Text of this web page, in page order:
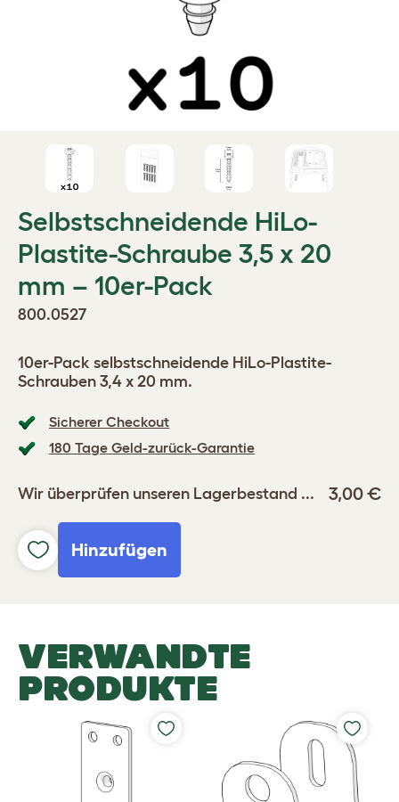
Selbstschneidende HiLo-
Plastite-Schraube 3,5 x 20
mm – 10er-Pack
800.0527
Sicherer Checkout
180 Tage Geld-zurück-Garantie
Wir überprüfen unseren Lagerbestand ... 3,00 €
Hinzufügen
10er-Pack selbstschneidende HiLo-Plastite-
Schrauben 3,4 x 20 mm.
VERWANDTE
PRODUKTE